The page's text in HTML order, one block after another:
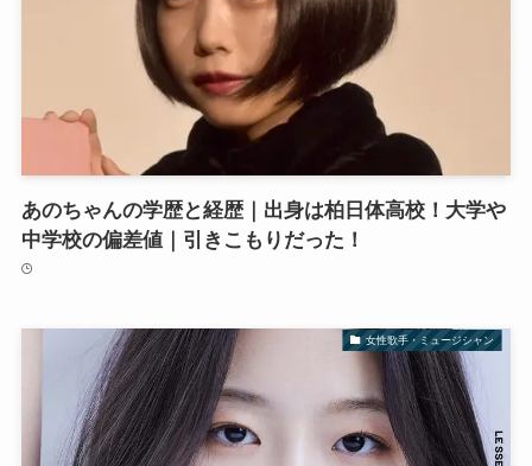
あのちゃんの学歴と経歴｜出身は柏日体高校！大学や
中学校の偏差値｜引きこもりだった！
女性歌手・ミュージシャン